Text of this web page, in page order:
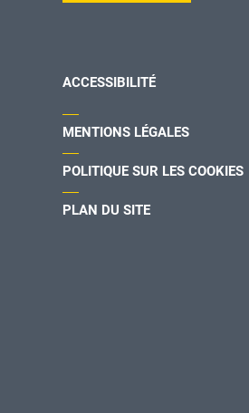
ACCESSIBILITÉ
MENTIONS LÉGALES
POLITIQUE SUR LES COOKIES
PLAN DU SITE